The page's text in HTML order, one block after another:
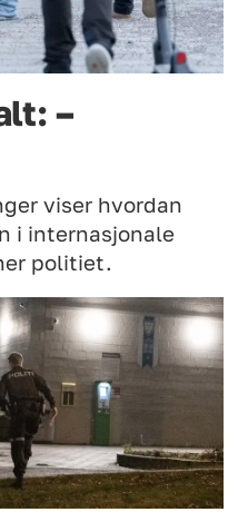
–
viser hvordan
i internasjonale
politiet.